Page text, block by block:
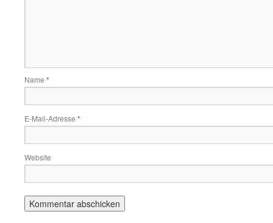
Name *
E-Mail-Adresse *
Website